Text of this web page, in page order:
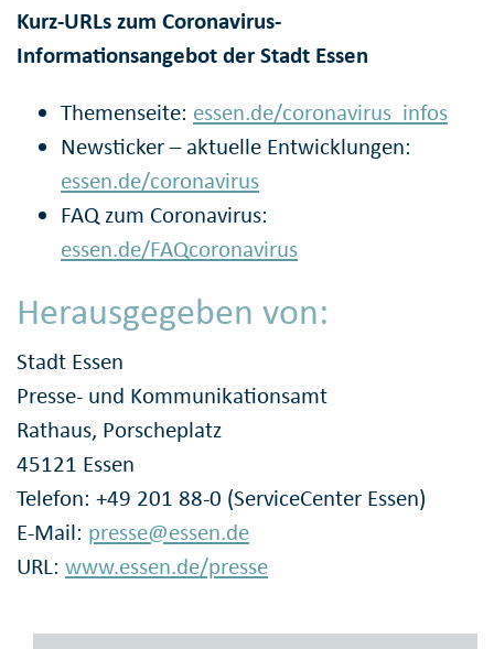
Kurz-URLs zum Coronavirus-
Informationsangebot der Stadt Essen
Themenseite: essen.de/coronavirus_infos
Newsticker – aktuelle Entwicklungen:
essen.de/coronavirus
FAQ zum Coronavirus:
essen.de/FAQcoronavirus
Herausgegeben von:
Stadt Essen
Presse- und Kommunikationsamt
Rathaus, Porscheplatz
45121 Essen
Telefon: +49 201 88-0 (ServiceCenter Essen)
E-Mail: presse@essen.de
URL: www.essen.de/presse